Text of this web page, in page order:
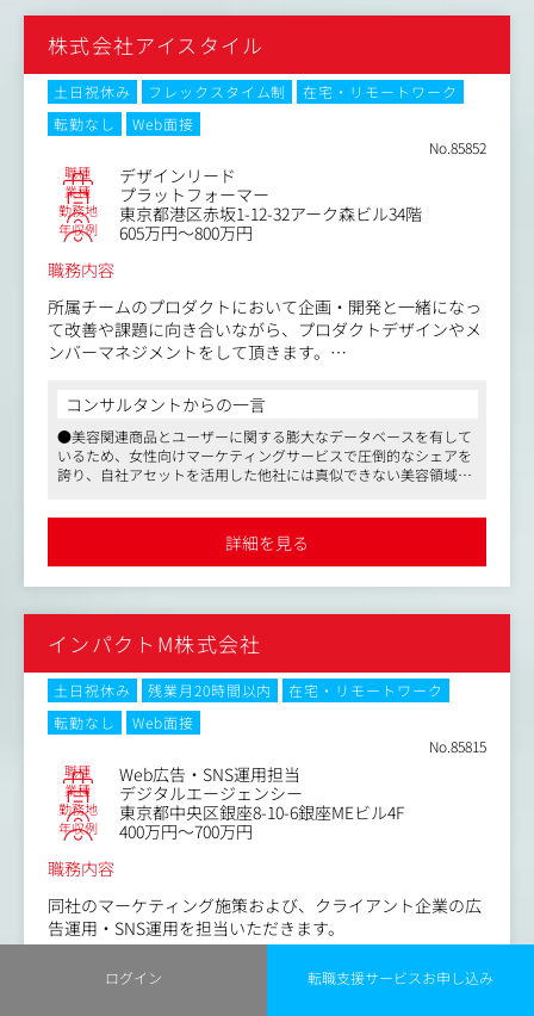
ログイン 転職支援サービスお申し込み
・Dクリニック：AGA/男性医療クリニック
・イースト駅前クリニック：ED/AGAクリニック
・SDHクリニック：オンライン診療クリニック
・クレアージュエイジングケアクリニック：FAGA/女性医
療クリニック
株式会社アイスタイル
土日祝休み フレックスタイム制
在宅・リモートワーク
転勤なし
Web面接
No.85852
職種 デザインリード
業種 プラットフォーマー
勤務地 東京都港区赤坂1-12-32アーク森ビル34階
年収例
605万円～800万円
職務内容
所属チームのプロダクトにおいて企画・開発と一緒になっ
て改善や課題に向き合いながら、プロダクトデザインやメ
ンバーマネジメントをして頂きます。
【具体的な業務】
・企画と一体となって課題解決の実現
・デザインチームの戦略立案と実行
・チームでパフォーマンスが発揮できる仕組み（AI利用な
ど）作り
・プロジェクト進捗管理等
toB向けUIデザイン領域：ブランドオフィシャル、Beauty
Press Board
※マネージャーになった場合
デザイナーキャリア発展支援（目標設定や評価、キャリア
開発など）
コンサルタントからの一言
●美容関連商品とユーザーに関する膨大なデータベースを有して
いるため、女性向けマーケティングサービスで圧倒的なシェアを
誇り、自社アセットを活用した他社には真似できない美容領域特
るため、ほとんどすべての化粧品・美容メーカーとのルートがあ
り、大手、外資～新興ブランドまで直接提案、折衝する機会が多
くあります
●産休・育休、フレックスタイム制など福利厚生が充実してお
詳細を見る
インパクトM株式会社
土日祝休み 残業月20時間以内
在宅・リモートワーク
転勤なし
Web面接
No.85815
職種 Web広告・SNS運用担当
業種 デジタルエージェンシー
勤務地 東京都中央区銀座8-10-6銀座MEビル4F
年収例
400万円～700万円
職務内容
同社のマーケティング施策および、クライアント企業の広
告運用・SNS運用を担当いただきます。
【主な業務】